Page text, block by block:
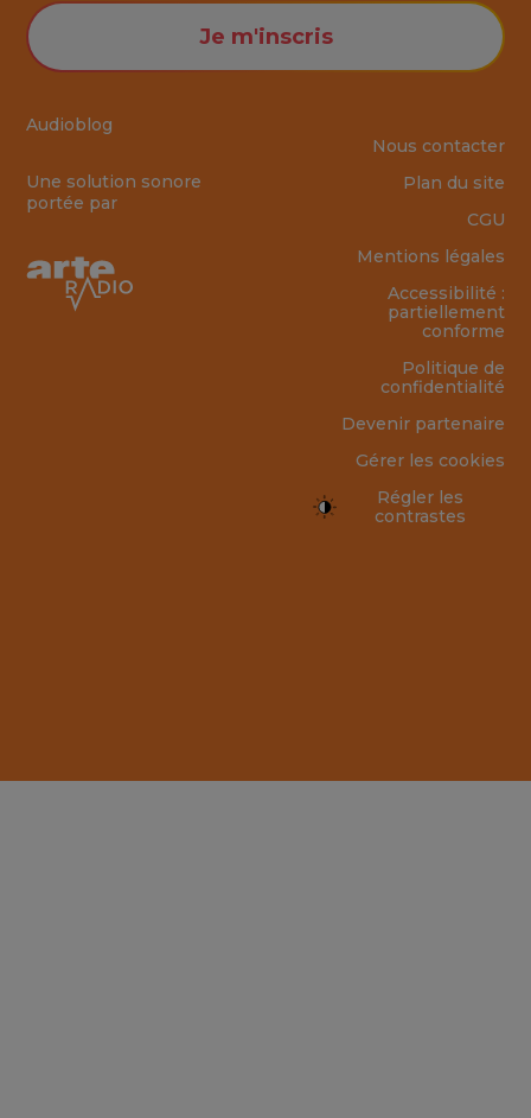
Audioblog
Une solution sonore
portée par
Je m'inscris
Nous contacter
Plan du site
CGU
Mentions légales
Accessibilité :
partiellement
conforme
Politique de
confidentialité
Devenir partenaire
Gérer les cookies
Régler les
contrastes